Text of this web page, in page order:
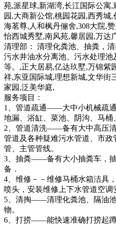
苑,派星球,新湖湾,长江国际公寓
园,大商新公馆,桃园花园,西秀城
海茗尊,人和枫丹俪舍,308大院,
怡西城秀墅,南风苑,馨居园,万达
清理部： 清理化粪池、抽粪，
污水井油水分离池、污水处理
等。,正大居易,亿达玖墅,万锦紫
祥,东亚国际城,理想新城,文华街
家园,泛美华庭,
服务项目：
1、管道疏通——大中小机械疏通
地漏、浴缸、菜池、阴沟、马桶
2、管道清洗——备有大中高压
管道及各种疑难污水管道、市
管、主管管线。
3、抽粪——备有大小抽粪车，
备．
4、维修－－维修马桶水箱洁具
喷头，安装维修上下水管道空调
5、清掏——清理化粪池、隔油
物。
6、打捞——能快速准确打捞起